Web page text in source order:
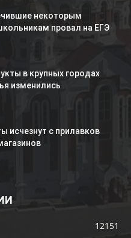
некоторым
провал на ЕГЭ
в крупных городах
изменились
исчезнут с прилавков
12151